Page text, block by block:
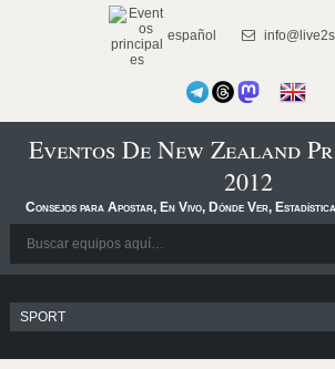
español
Eventos De New Zealand
2012
Consejos para Apostar, En Vivo, Dónde Ver,